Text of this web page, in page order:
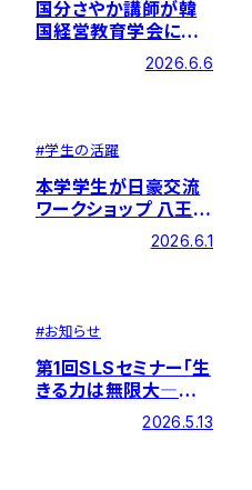
国分さやか講師が韓
国経営教育学会にお
いて優秀論文賞を受
2026.6.6
#学生の活躍
本学学生が日豪交流
ワークショップ 八王子
イベントで活躍しまし
2026.6.1
#お知らせ
第1回SLSセミナー「生
きる力は無限大―自
分自身を大切にするた
めに―」を開催しまし
2026.5.13